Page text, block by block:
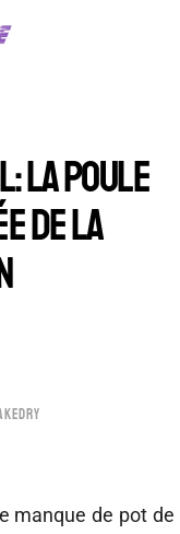
LA POULE
DE LA
manque de pot de